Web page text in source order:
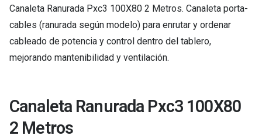
Canaleta Ranurada Pxc3 100X80 2 Metros. Canaleta porta-
cables (ranurada según modelo) para enrutar y ordenar
cableado de potencia y control dentro del tablero,
mejorando mantenibilidad y ventilación.
Canaleta Ranurada Pxc3 100X80
2 Metros